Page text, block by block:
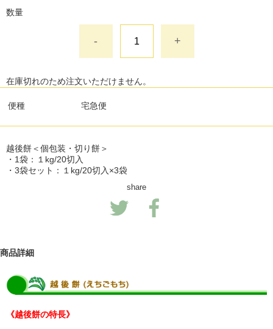
数量
- +
在庫切れのため注文いただけません。
便種 宅急便
越後餅＜個包装・切り餅＞
・1袋：１kg/20切入
・3袋セット：１kg/20切入×3袋
share
商品詳細
《越後餅の特長》